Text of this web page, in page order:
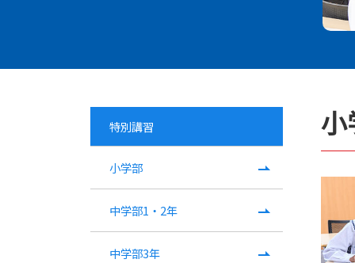
小
特別講習
小学部
中学部1・2年
中学部3年